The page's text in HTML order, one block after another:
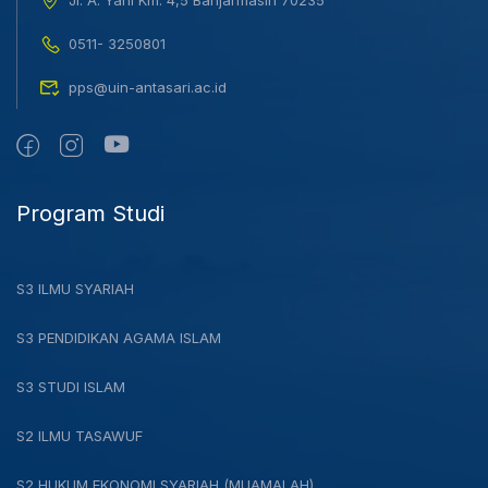
0511- 3250801
pps@uin-antasari.ac.id
Program Studi
S3 ILMU SYARIAH
S3 PENDIDIKAN AGAMA ISLAM
S3 STUDI ISLAM
S2 ILMU TASAWUF